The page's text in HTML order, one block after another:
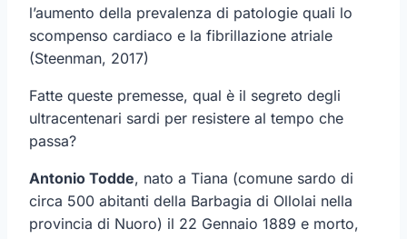
l’aumento della prevalenza di patologie quali lo
scompenso cardiaco e la fibrillazione atriale
(Steenman, 2017)
Fatte queste premesse, qual è il segreto degli
ultracentenari sardi per resistere al tempo che
passa?
Antonio Todde, nato a Tiana (comune sardo di
circa 500 abitanti della Barbagia di Ollolai nella
provincia di Nuoro) il 22 Gennaio 1889 e morto,